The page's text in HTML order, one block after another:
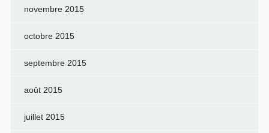
novembre 2015
octobre 2015
septembre 2015
août 2015
juillet 2015